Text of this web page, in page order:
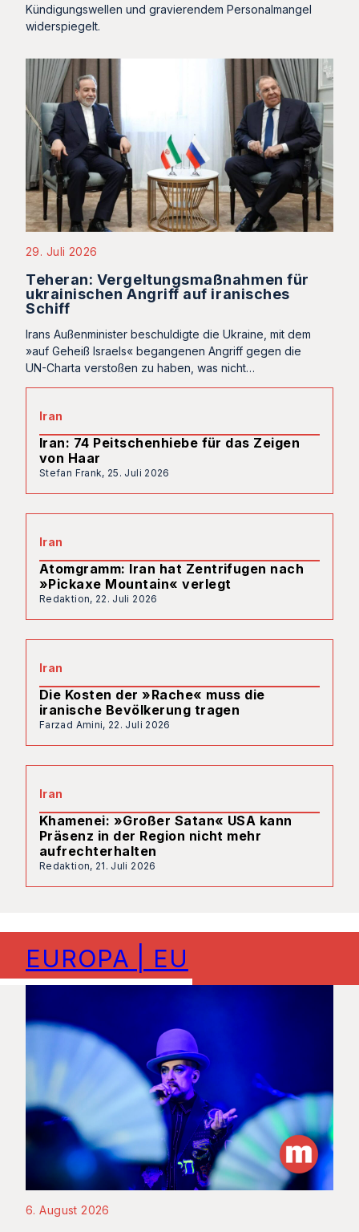
Kündigungswellen und gravierendem Personalmangel
widerspiegelt.
29. Juli 2026
Teheran: Vergeltungsmaßnahmen für
ukrainischen Angriff auf iranisches
Schiff
Irans Außenminister beschuldigte die Ukraine, mit dem
»auf Geheiß Israels« begangenen Angriff gegen die
UN-Charta verstoßen zu haben, was nicht…
Iran
Iran: 74 Peitschenhiebe für das Zeigen
von Haar
Stefan Frank, 25. Juli 2026
Iran
Atomgramm: Iran hat Zentrifugen nach
»Pickaxe Mountain« verlegt
Redaktion, 22. Juli 2026
Iran
Die Kosten der »Rache« muss die
iranische Bevölkerung tragen
Farzad Amini, 22. Juli 2026
Iran
Khamenei: »Großer Satan« USA kann
Präsenz in der Region nicht mehr
aufrechterhalten
Redaktion, 21. Juli 2026
EUROPA | EU
6. August 2026